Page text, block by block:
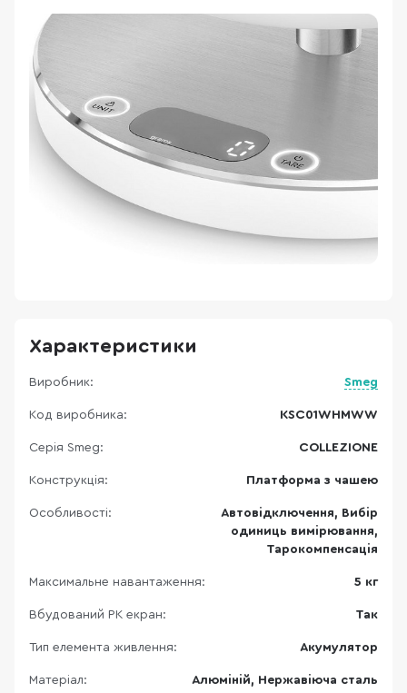
Характеристики
Виробник: Smeg
Код виробника: KSC01WHMWW
Серія Smeg: COLLEZIONE
Конструкція: Платформа з чашею
Особливості:
Автовідключення, Вибір
одиниць вимірювання,
Тарокомпенсація
Максимальне навантаження: 5 кг
Вбудований РК екран: Так
Тип елемента живлення: Акумулятор
Матеріал: Алюміній, Нержавіюча сталь